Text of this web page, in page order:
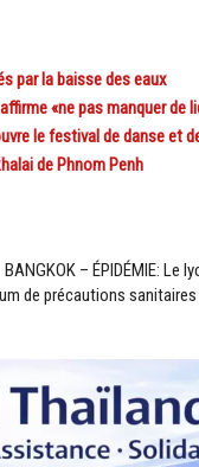
par la baisse des eaux
«ne pas manquer de
le festival de danse et
de Phnom Penh
BANGKOK – ÉPIDÉMIE: Le
de précautions